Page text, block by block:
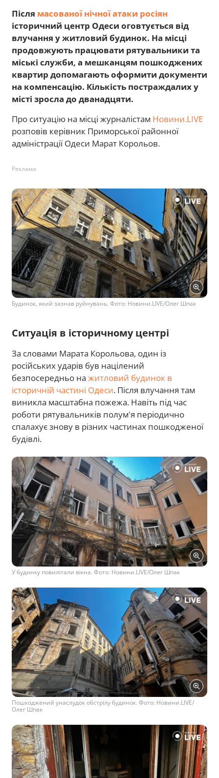
Після масованої нічної атаки росіян
історичний центр Одеси оговтується від
влучання у житловий будинок. На місці
продовжують працювати рятувальники та
міські служби, а мешканцям пошкоджених
квартир допомагають оформити документи
на компенсацію. Кількість постраждалих у
місті зросла до дванадцяти.
Про ситуацію на місці журналістам Новини.LIVE
розповів керівник Приморської районної
адміністрації Одеси Марат Корольов.
Реклама
Будинок, який зазнав руйнувань. Фото: Новини.LIVE/Олег Шпак
Ситуація в історичному центрі
За словами Марата Корольова, один із
російських ударів був націлений
безпосередньо на житловий будинок в
історичній частині Одеси. Після влучання там
виникла масштабна пожежа. Навіть під час
роботи рятувальників полум'я періодично
спалахує знову в різних частинах пошкодженої
будівлі.
У будинку повилітали вікна. Фото: Новини.LIVE/Олег Шпак
Пошкоджений унаслудок обстрілу будинок. Фото: Новини.LIVE/
Олег Шпак